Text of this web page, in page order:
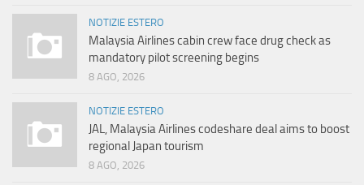
NOTIZIE ESTERO
Malaysia Airlines cabin crew face drug check as
mandatory pilot screening begins
8 AGO, 2026
NOTIZIE ESTERO
JAL, Malaysia Airlines codeshare deal aims to boost
regional Japan tourism
8 AGO, 2026